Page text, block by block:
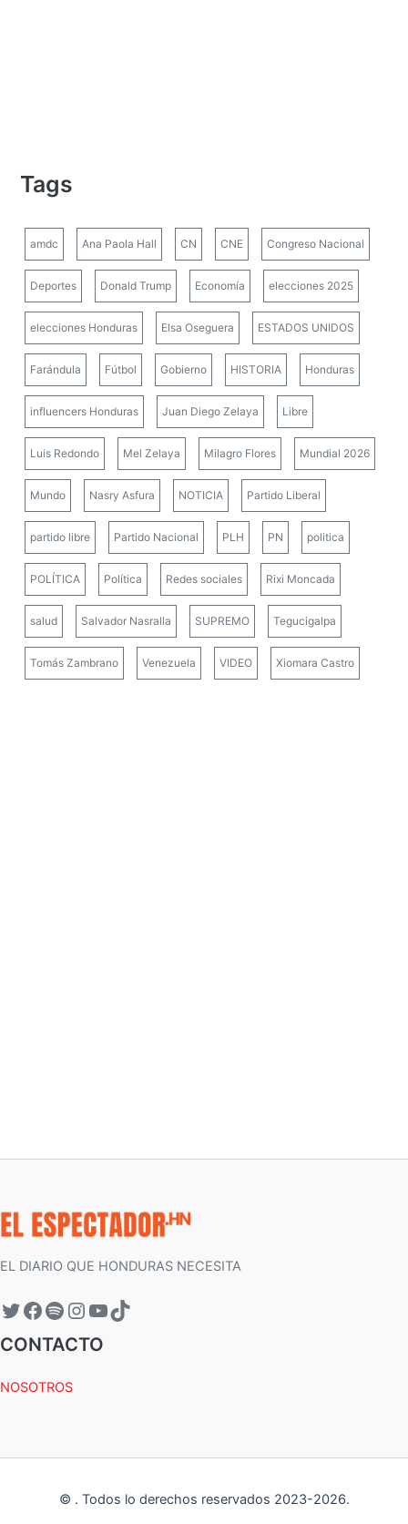
Tags
amdc Ana Paola Hall CN CNE Congreso Nacional
Deportes Donald Trump Economía elecciones 2025
elecciones Honduras Elsa Oseguera ESTADOS UNIDOS
Farándula Fútbol Gobierno HISTORIA Honduras
influencers Honduras Juan Diego Zelaya Libre
Luis Redondo Mel Zelaya Milagro Flores Mundial 2026
Mundo Nasry Asfura NOTICIA Partido Liberal
partido libre Partido Nacional PLH PN politica
POLÍTICA Política Redes sociales Rixi Moncada
salud Salvador Nasralla SUPREMO Tegucigalpa
Tomás Zambrano Venezuela VIDEO Xiomara Castro
EL DIARIO QUE HONDURAS NECESITA
CONTACTO
NOSOTROS
© . Todos lo derechos reservados 2023-2026.